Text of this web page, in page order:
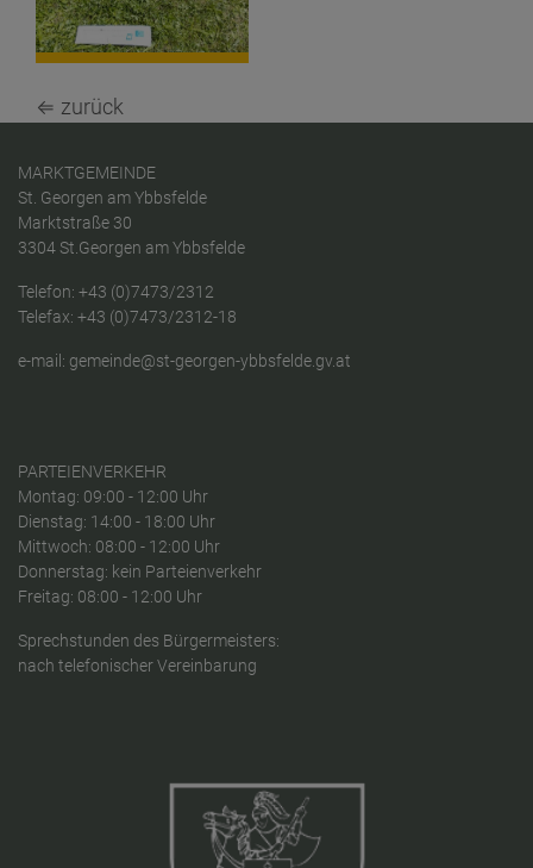
⇐ zurück
MARKTGEMEINDE
St. Georgen am Ybbsfelde
Marktstraße 30
3304 St.Georgen am Ybbsfelde
Telefon: +43 (0)7473/2312
Telefax: +43 (0)7473/2312-18
e-mail: gemeinde@st-georgen-ybbsfelde.gv.at
PARTEIENVERKEHR
Montag: 09:00 - 12:00 Uhr
Dienstag: 14:00 - 18:00 Uhr
Mittwoch: 08:00 - 12:00 Uhr
Donnerstag: kein Parteienverkehr
Freitag: 08:00 - 12:00 Uhr
Sprechstunden des Bürgermeisters:
nach telefonischer Vereinbarung